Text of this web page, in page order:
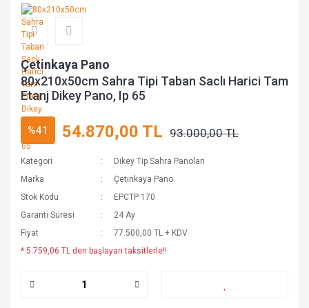
Çetinkaya Pano
80x210x50cm Sahra Tipi Taban Saclı Harici Tam
Etanj Dikey Pano, Ip 65
%41 54.870,00 TL 93.000,00 TL
Kategori
Dikey Tip Sahra Panoları
Marka
Çetinkaya Pano
Stok Kodu
EPCTP 170
Garanti Süresi
24 Ay
Fiyat
77.500,00 TL + KDV
* 5.759,06 TL den başlayan taksitlerle!!